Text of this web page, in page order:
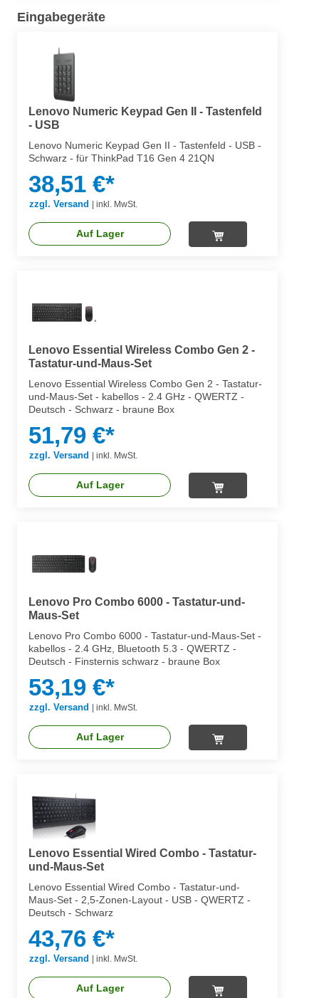
Eingabegeräte
Lenovo Numeric Keypad Gen II - Tastenfeld
- USB
Lenovo Numeric Keypad Gen II - Tastenfeld - USB -
Schwarz - für ThinkPad T16 Gen 4 21QN
38,51 €*
zzgl. Versand inkl. MwSt.
Auf Lager
Lenovo Essential Wireless Combo Gen 2 -
Tastatur-und-Maus-Set
Lenovo Essential Wireless Combo Gen 2 - Tastatur-
und-Maus-Set - kabellos - 2.4 GHz - QWERTZ -
Deutsch - Schwarz - braune Box
51,79 €*
zzgl. Versand inkl. MwSt.
Auf Lager
Lenovo Pro Combo 6000 - Tastatur-und-
Maus-Set
Lenovo Pro Combo 6000 - Tastatur-und-Maus-Set -
kabellos - 2.4 GHz, Bluetooth 5.3 - QWERTZ -
Deutsch - Finsternis schwarz - braune Box
53,19 €*
zzgl. Versand | inkl. MwSt.
Auf Lager
Lenovo Essential Wired Combo - Tastatur-
und-Maus-Set
Lenovo Essential Wired Combo - Tastatur-und-
Maus-Set - 2,5-Zonen-Layout - USB - QWERTZ -
Deutsch - Schwarz
43,76 €*
zzgl. Versand inkl. MwSt.
Auf Lager